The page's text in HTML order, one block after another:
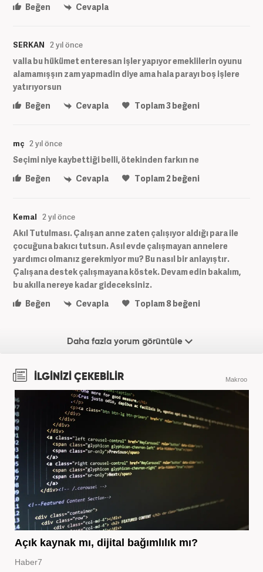
Beğen
Cevapla
SERKAN 2 yıl önce
valla bu hükümet enteresan işler yapıyor emeklilerin oyunu
alamamışşın zam yapmadin diye ama hala parayı boş işlere
yatırıyorsun
Beğen
Cevapla Toplam3beğeni
mç 2 yıl önce
Seçimi niye kaybettiği belli, ötekinden farkın ne
Beğen
Cevapla Toplam2beğeni
Kemal 2 yıl önce
Akıl Tutulması. Çalışan anne zaten çalışıyor aldığı para ile
çocuğuna bakıcı tutsun. Asıl evde çalışmayan annelere
yardımcı olmanız gerekmiyor mu? Bu nasıl bir anlayıştır.
Çalışana destek çalışmayana köstek. Devam edin bakalım,
bu akılla nereye kadar gideceksiniz.
Beğen
Cevapla Toplam8beğeni
Daha fazla yorum görüntüle
İLGİNİZİ ÇEKEBİLİR Makroo
Açık kaynak mı, dijital bağımlılık mı?
Haber7